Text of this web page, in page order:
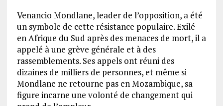
Venancio Mondlane, leader de l’opposition, a été
un symbole de cette résistance populaire. Exilé
en Afrique du Sud après des menaces de mort, il a
appelé à une grève générale et à des
rassemblements. Ses appels ont réuni des
dizaines de milliers de personnes, et même si
Mondlane ne retourne pas en Mozambique, sa
figure incarne une volonté de changement qui